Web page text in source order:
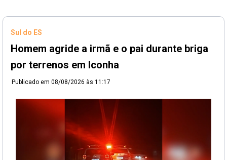
Sul do ES
Homem agride a irmã e o pai durante briga
por terrenos em Iconha
Publicado em 08/08/2026 às 11:17